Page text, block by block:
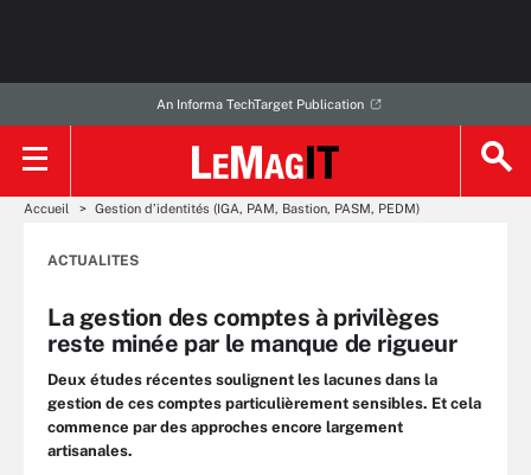
An Informa TechTarget Publication
Accueil Gestion d’identités (IGA, PAM, Bastion, PASM, PEDM)
ACTUALITES
La gestion des comptes à privilèges
reste minée par le manque de rigueur
Deux études récentes soulignent les lacunes dans la
gestion de ces comptes particulièrement sensibles. Et cela
commence par des approches encore largement
artisanales.